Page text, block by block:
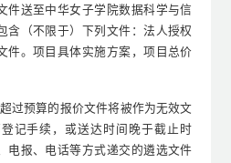
件送至中华女子学院数据科学与信
含（不限于）下列文件：法人授权
件。项目具体实施方案，项目总价
过预算的报价文件将被作为无效文
记手续，或送达时间晚于截止时
电报、电话等方式递交的遴选文件